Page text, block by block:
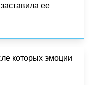
ее
которых эмоции